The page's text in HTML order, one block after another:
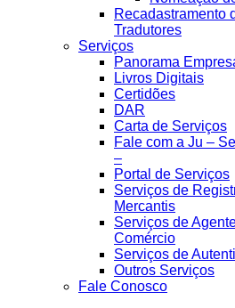
Recadastramento
Tradutores
Serviços
Panorama
Livros Digitais
Certidões
DAR
Carta de Serviços
Fale com a Ju –
–
Portal de Serviços
Serviços de
Mercantis
Serviços de
Comércio
Serviços de
Outros Serviços
Fale Conosco